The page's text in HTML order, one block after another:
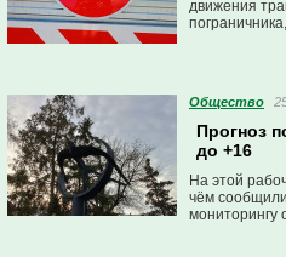
движения
Общество
Прогноз
до +16
На этой
чём